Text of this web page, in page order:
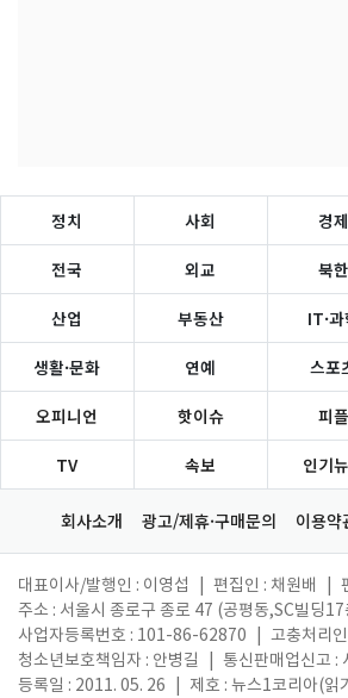
정치 사회 경제
전국 외교 북한
산업 부동산 IT·
생활·문화 연예 스포
오피니언 핫이슈 피플
TV 속보 인기
회사소개 광고/제휴·구매문의 이용약
대표이사/발행인 : 이영섭 편집인 : 채원배
주소 : 서울시 종로구 종로 47 (공평동,SC빌딩17
사업자등록번호 : 101-86-62870
고충처리
청소년보호책임자 : 안병길
통신판매업신고 :
등록일 : 2011. 05. 26
제호 : 뉴스1코리아(읽